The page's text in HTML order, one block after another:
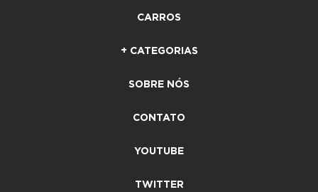
CARROS
+ CATEGORIAS
SOBRE NÓS
CONTATO
YOUTUBE
TWITTER